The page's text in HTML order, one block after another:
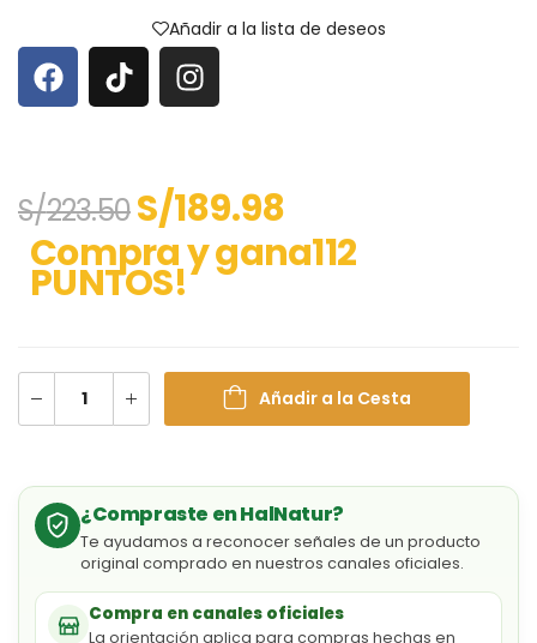
Añadir a la lista de deseos
S/223.50S/189.98
Compra y gana112
PUNTOS!
Añadir a la Cesta
¿Compraste en HalNatur?
Te ayudamos a reconocer señales de un producto
original comprado en nuestros canales oficiales.
Compra en canales oficiales
La orientación aplica para compras hechas en